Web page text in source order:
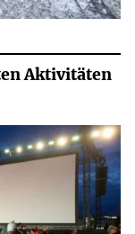
Aktivitäten